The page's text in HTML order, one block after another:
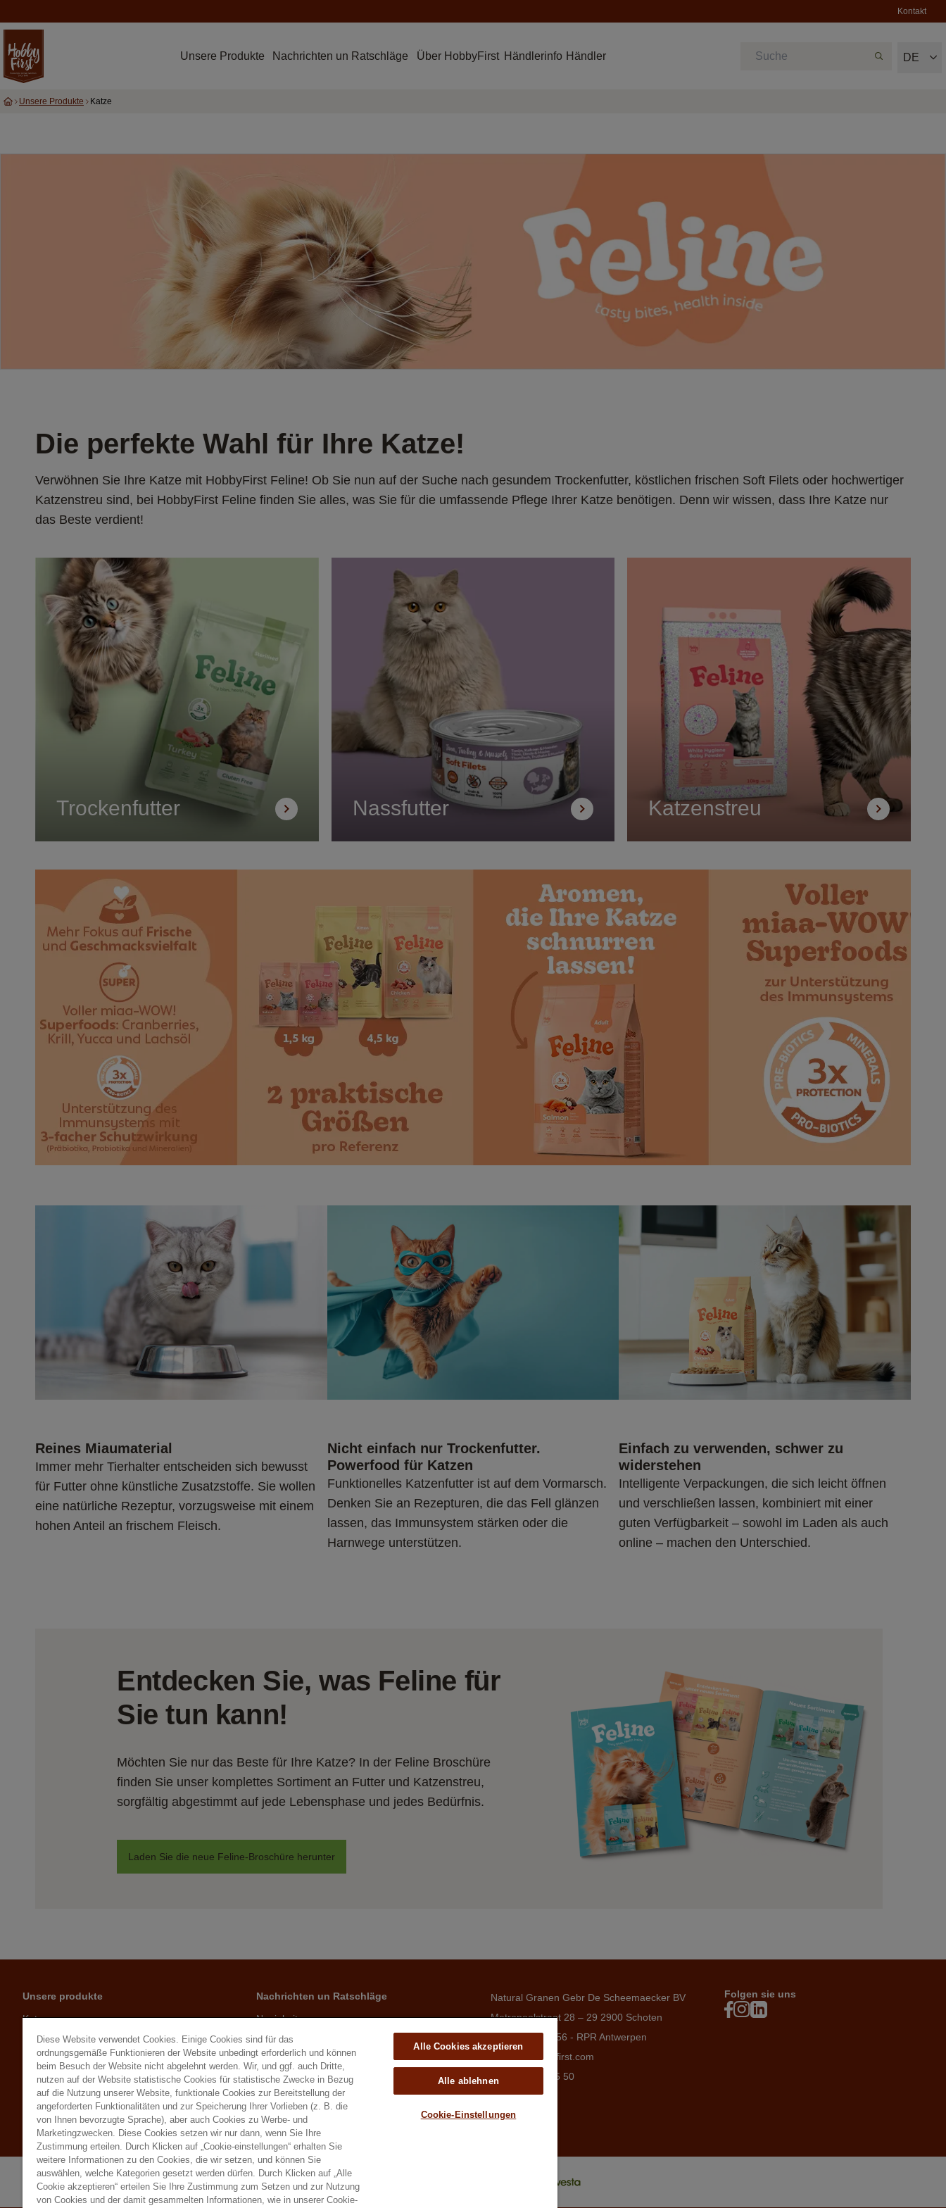
Kontakt
Unsere Produkte Nachrichten un Ratschläge Über HobbyFirst Händlerinfo Händler DE
Unsere Produkte Katze
Die perfekte Wahl für Ihre Katze!
Verwöhnen Sie Ihre Katze mit HobbyFirst Feline! Ob Sie nun auf der Suche nach gesundem Trockenfutter, köstlichen frischen Soft Filets oder hochwertiger
Katzenstreu sind, bei HobbyFirst Feline finden Sie alles, was Sie für die umfassende Pflege Ihrer Katze benötigen. Denn wir wissen, dass Ihre Katze nur
das Beste verdient!
Trockenfutter Nassfutter Katzenstreu
Reines Miaumaterial
Immer mehr Tierhalter entscheiden sich bewusst
für Futter ohne künstliche Zusatzstoffe. Sie wollen
eine natürliche Rezeptur, vorzugsweise mit einem
hohen Anteil an frischem Fleisch.
Nicht einfach nur Trockenfutter.
Powerfood für Katzen
Funktionelles Katzenfutter ist auf dem Vormarsch.
Denken Sie an Rezepturen, die das Fell glänzen
lassen, das Immunsystem stärken oder die
Harnwege unterstützen.
Einfach zu verwenden, schwer zu
widerstehen
Intelligente Verpackungen, die sich leicht öffnen
und verschließen lassen, kombiniert mit einer
guten Verfügbarkeit – sowohl im Laden als auch
online – machen den Unterschied.
Entdecken Sie, was Feline für
Sie tun kann!
Möchten Sie nur das Beste für Ihre Katze? In der Feline Broschüre
finden Sie unser komplettes Sortiment an Futter und Katzenstreu,
sorgfältig abgestimmt auf jede Lebensphase und jedes Bedürfnis.
Laden Sie die neue Feline-Broschüre herunter
Unsere produkte
Katze
Hund
Kleintiere
Geflügel
Herbivoren
Vögel
Besucher des Gartens
Nachrichten un Ratschläge
Neuigkeiten
Ratschläge
Natural Granen Gebr De Scheemaecker BV
Metropoolstraat 28 – 29 2900 Schoten
BE 0437.115.256 - RPR Antwerpen
E. info@hobbyfirst.com
T. +32 3 640 35 50
Folgen sie uns
Diese Website verwendet Cookies. Einige Cookies sind für das
ordnungsgemäße Funktionieren der Website unbedingt erforderlich und können
beim Besuch der Website nicht abgelehnt werden. Wir, und ggf. auch Dritte,
nutzen auf der Website statistische Cookies für statistische Zwecke in Bezug
auf die Nutzung unserer Website, funktionale Cookies zur Bereitstellung der
angeforderten Funktionalitäten und zur Speicherung Ihrer Vorlieben (z. B. die
von Ihnen bevorzugte Sprache), aber auch Cookies zu Werbe- und
Marketingzwecken. Diese Cookies setzen wir nur dann, wenn Sie Ihre
Zustimmung erteilen. Durch Klicken auf „Cookie-einstellungen“ erhalten Sie
weitere Informationen zu den Cookies, die wir setzen, und können Sie
auswählen, welche Kategorien gesetzt werden dürfen. Durch Klicken auf „Alle
Cookie akzeptieren“ erteilen Sie Ihre Zustimmung zum Setzen und zur Nutzung
von Cookies und der damit gesammelten Informationen, wie in unserer Cookie-
Alle Cookies akzeptieren
Alle ablehnen
Cookie-Einstellungen